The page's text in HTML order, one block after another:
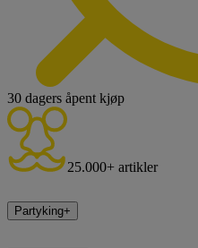
30 dagers åpent kjøp
25.000+ artikler
Partyking+